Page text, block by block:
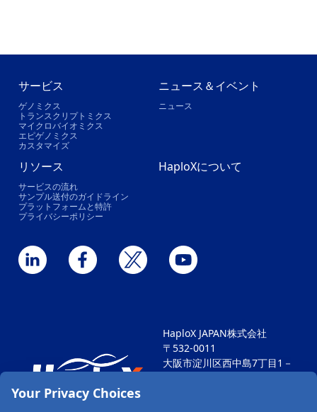
サービス
ゲノミクス
トランスクリプトミクス
マイクロバイオミクス
エピゲノミクス
カスタマイズ
ニュース＆イベント
ニュース
リソース
サービスの流れ
サンプル送付のガイドライン
プラットフォームと特許
プライバシーポリシー
HaploXについて
HaploX JAPAN株式会社
〒532-0011
大阪市淀川区西中島7丁目1－
Your Privacy Choices